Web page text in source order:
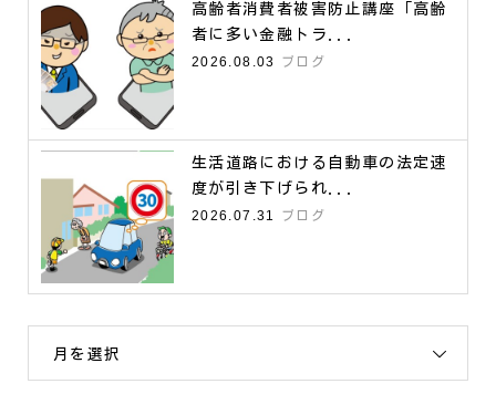
高齢者消費者被害防止講座「高齢
者に多い金融トラ...
2026.08.03
ブログ
生活道路における自動車の法定速
度が引き下げられ...
2026.07.31
ブログ
月を選択